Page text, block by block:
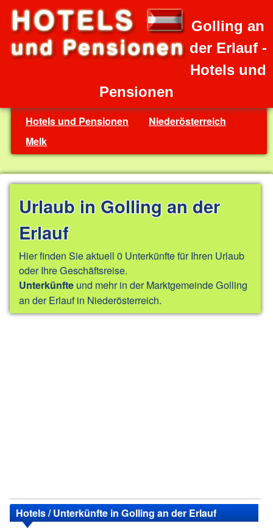
Golling an
der Erlauf -
Hotels und
Pensionen
Hotels und Pensionen
Niederösterreich
Melk
Urlaub in Golling an der
Erlauf
Hier finden Sie aktuell 0 Unterkünfte für Ihren Urlaub
oder Ihre Geschäftsreise.
Unterkünfte und mehr in der Marktgemeinde Golling
an der Erlauf in Niederösterreich.
Hotels / Unterkünfte in Golling an der Erlauf